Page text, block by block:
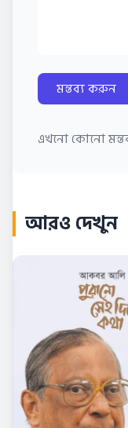
মন্তব্য করুন
এখনো কোনো
আরও দেখুন